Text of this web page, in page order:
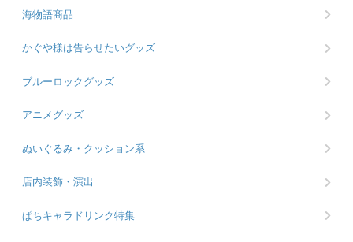
海物語商品
かぐや様は告らせたいグッズ
ブルーロックグッズ
アニメグッズ
ぬいぐるみ・クッション系
店内装飾・演出
ぱちキャラドリンク特集